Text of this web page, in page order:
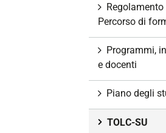
Percorso di
Programmi,
e docenti
Piano degli
TOLC-SU